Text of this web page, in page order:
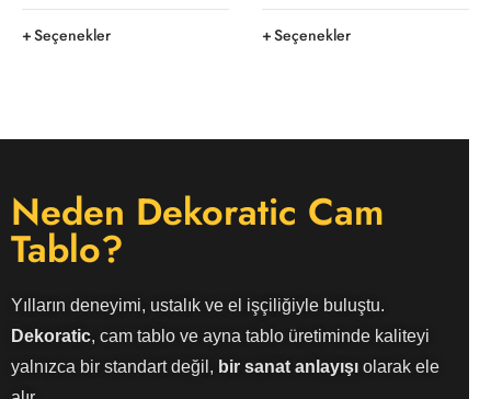
Seçenekler Seçenekler
Neden Dekoratic Cam
Tablo?
Yılların deneyimi, ustalık ve el işçiliğiyle buluştu.
Dekoratic, cam tablo ve ayna tablo üretiminde kaliteyi
yalnızca bir standart değil, bir sanat anlayışı olarak ele